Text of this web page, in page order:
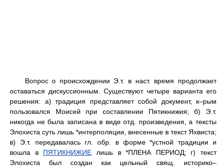
Вопрос о происхождении Э.т. в наст. время продолжает
оставаться дискуссионным. Существуют четыре варианта его
решения: а) традиция представляет собой документ, к–рым
пользовался Моисей при составлении Пятикнижия; б) Э.т.
никогда не была записана в виде отд. произведения, а тексты
Элохиста суть лишь *интерполяции, внесенные в текст Яхвиста;
в) Э.т. передавалась гл. обр. в форме *устной традиции и
вошла в ПЯТИКНИЖИЕ лишь в *ПЛЕНА ПЕРИОД; г) текст
Элохиста был создан как цельный свящ. историко–